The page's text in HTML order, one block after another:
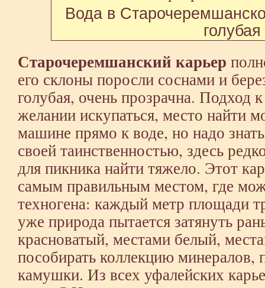
Вода в
голубая
Старочеремшанский карьер
его склоны поросли соснами и
голубая, очень прозрачна. Подход
желании искупаться, место найти
машине прямо к воде, но надо
своей таинственностью, здесь
для пикника найти тяжело. Этот
самым правильным местом, где
техногена: каждый метр площади
уже природа пытается затянуть
красноватый, местами белый,
пособирать коллекцию минералов,
камушки. Из всех уфалейских